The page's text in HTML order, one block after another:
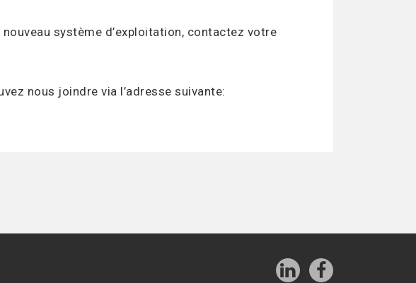
système d’exploitation, contactez votre
nous joindre via l’adresse suivante: